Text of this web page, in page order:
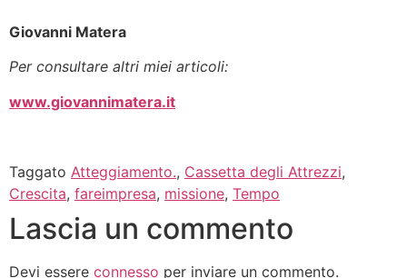
Giovanni Matera
Per consultare altri miei articoli:
www.giovannimatera.it
Taggato Atteggiamento., Cassetta degli Attrezzi,
Crescita, fareimpresa, missione, Tempo
Lascia un commento
Devi essere connesso per inviare un commento.